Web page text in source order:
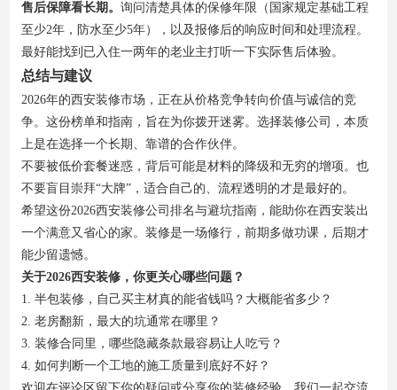
售后保障看长期。 询问清楚具体的保修年限（国家规定基础工程
至少2年，防水至少5年），以及报修后的响应时间和处理流程。
最好能找到已入住一两年的老业主打听一下实际售后体验。
总结与建议
2026年的西安装修市场，正在从价格竞争转向价值与诚信的竞
争。这份榜单和指南，旨在为你拨开迷雾。选择装修公司，本质
上是在选择一个长期、靠谱的合作伙伴。
不要被低价套餐迷惑，背后可能是材料的降级和无穷的增项。也
不要盲目崇拜“大牌”，适合自己的、流程透明的才是最好的。
希望这份2026西安装修公司排名与避坑指南，能助你在西安装出
一个满意又省心的家。装修是一场修行，前期多做功课，后期才
能少留遗憾。
关于2026西安装修，你更关心哪些问题？
1. 半包装修，自己买主材真的能省钱吗？大概能省多少？
2. 老房翻新，最大的坑通常在哪里？
3. 装修合同里，哪些隐藏条款最容易让人吃亏？
4. 如何判断一个工地的施工质量到底好不好？